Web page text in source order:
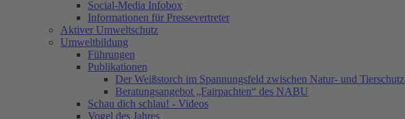
Social-Media Infobox
Informationen für Pressevertreter
Aktiver Umweltschutz
Umweltbildung
Führungen
Publikationen
Der Weißstorch im Spannungsfeld zwischen Natur- und Tierschutz
Beratungsangebot „Fairpachten“ des NABU
Schau dich schlau! - Videos
Vogel des Jahres